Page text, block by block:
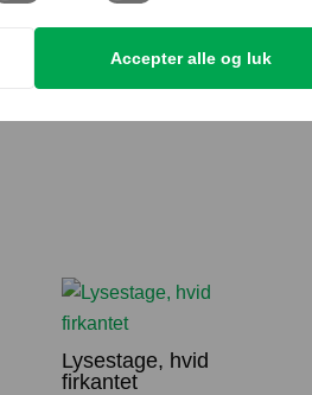
Afhentning og levering
Lysestage, hvid
firkantet
Accepter alle og luk